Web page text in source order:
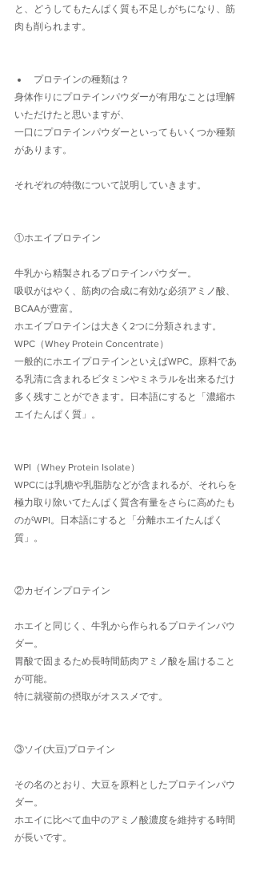
と、どうしてもたんぱく質も不足しがちになり、筋
肉も削られます。
プロテインの種類は？
身体作りにプロテインパウダーが有用なことは理解
いただけたと思いますが、
一口にプロテインパウダーといってもいくつか種類
があります。
それぞれの特徴について説明していきます。
①ホエイプロテイン
牛乳から精製されるプロテインパウダー。
吸収がはやく、筋肉の合成に有効な必須アミノ酸、
BCAAが豊富。
ホエイプロテインは大きく2つに分類されます。
WPC（Whey Protein Concentrate）
一般的にホエイプロテインといえばWPC。原料であ
る乳清に含まれるビタミンやミネラルを出来るだけ
多く残すことができます。日本語にすると「濃縮ホ
エイたんぱく質」。
WPI（Whey Protein Isolate）
WPCには乳糖や乳脂肪などが含まれるが、それらを
極力取り除いてたんぱく質含有量をさらに高めたも
のがWPI。日本語にすると「分離ホエイたんぱく
質」。
②カゼインプロテイン
ホエイと同じく、牛乳から作られるプロテインパウ
ダー。
胃酸で固まるため長時間筋肉アミノ酸を届けること
が可能。
特に就寝前の摂取がオススメです。
③ソイ(大豆)プロテイン
その名のとおり、大豆を原料としたプロテインパウ
ダー。
ホエイに比べて血中のアミノ酸濃度を維持する時間
が長いです。